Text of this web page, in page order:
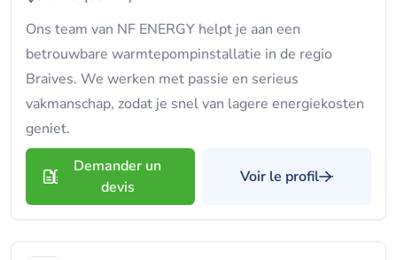
Ons team van NF ENERGY helpt je aan een
betrouwbare warmtepompinstallatie in de regio
Braives. We werken met passie en serieus
vakmanschap, zodat je snel van lagere energiekosten
geniet.
Demander un
devis
Voir le profil